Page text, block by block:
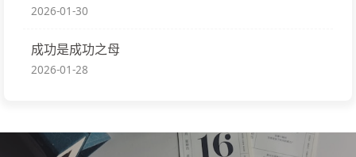
2026-01-30
成功是成功之母
2026-01-28